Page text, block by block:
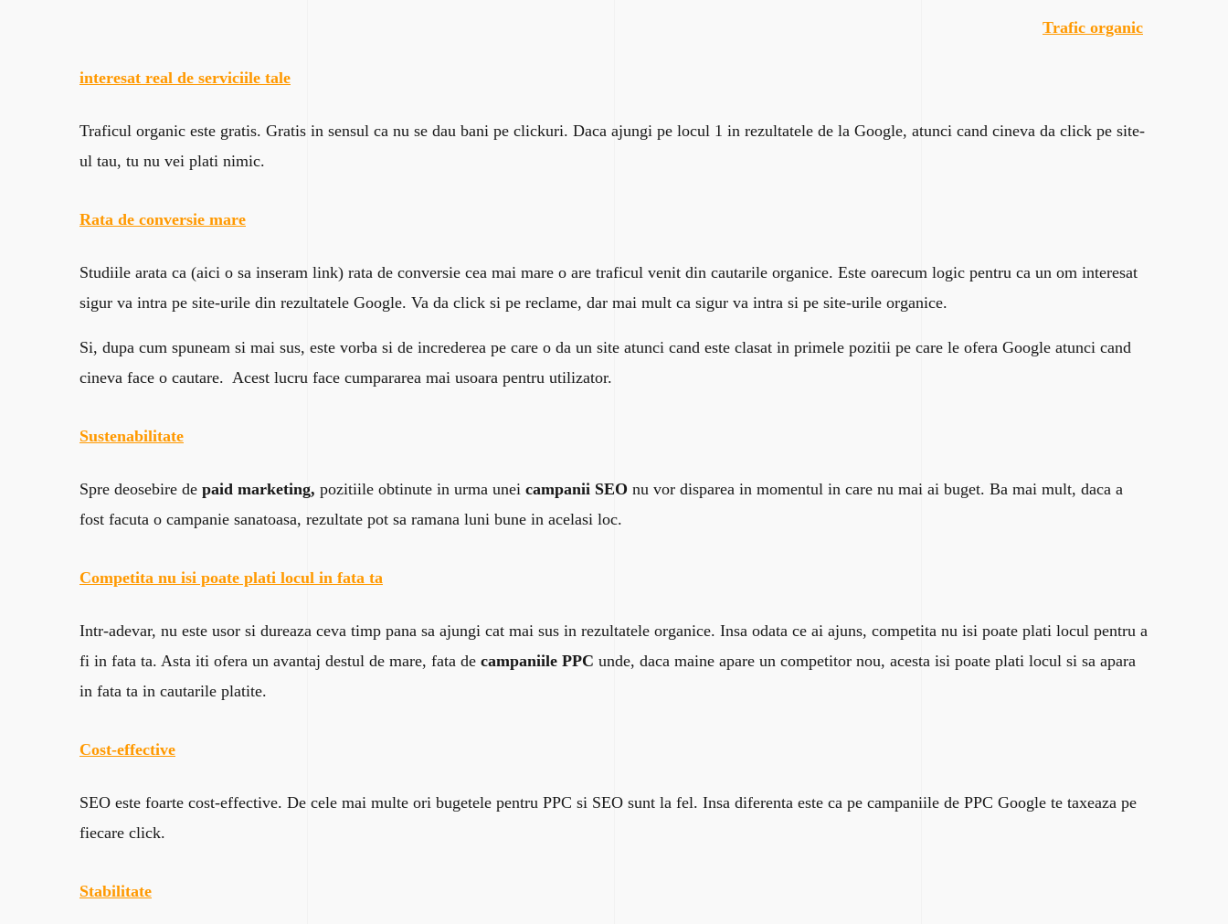
Trafic organic
interesat real de serviciile tale
Traficul organic este gratis. Gratis in sensul ca nu se dau bani pe clickuri. Daca ajungi pe locul 1 in rezultatele de la Google, atunci cand cineva da click pe site-
ul tau, tu nu vei plati nimic.
Rata de conversie mare
Studiile arata ca (aici o sa inseram link) rata de conversie cea mai mare o are traficul venit din cautarile organice. Este oarecum logic pentru ca un om interesat
sigur va intra pe site-urile din rezultatele Google. Va da click si pe reclame, dar mai mult ca sigur va intra si pe site-urile organice.
Si, dupa cum spuneam si mai sus, este vorba si de increderea pe care o da un site atunci cand este clasat in primele pozitii pe care le ofera Google atunci cand
cineva face o cautare. Acest lucru face cumpararea mai usoara pentru utilizator.
Sustenabilitate
Spre deosebire de paid marketing, pozitiile obtinute in urma unei campanii SEO nu vor disparea in momentul in care nu mai ai buget. Ba mai mult, daca a
fost facuta o campanie sanatoasa, rezultate pot sa ramana luni bune in acelasi loc.
Competita nu isi poate plati locul in fata ta
Intr-adevar, nu este usor si dureaza ceva timp pana sa ajungi cat mai sus in rezultatele organice. Insa odata ce ai ajuns, competita nu isi poate plati locul pentru a
fi in fata ta. Asta iti ofera un avantaj destul de mare, fata de campaniile PPC unde, daca maine apare un competitor nou, acesta isi poate plati locul si sa apara
in fata ta in cautarile platite.
Cost-effective
SEO este foarte cost-effective. De cele mai multe ori bugetele pentru PPC si SEO sunt la fel. Insa diferenta este ca pe campaniile de PPC Google te taxeaza pe
fiecare click.
Stabilitate